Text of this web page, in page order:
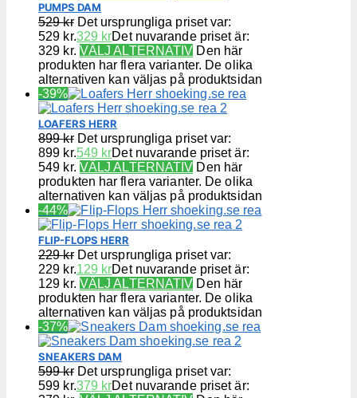
PUMPS DAM
529kr Det ursprungliga priset var:
529 kr.329 krDet nuvarande priset är:
329 kr. VÄLJ ALTERNATIV Den här
produkten har flera varianter. De olika
alternativen kan väljas på produktsidan
-39%
LOAFERS HERR
899kr Det ursprungliga priset var:
899 kr.549 krDet nuvarande priset är:
549 kr. VÄLJ ALTERNATIV Den här
produkten har flera varianter. De olika
alternativen kan väljas på produktsidan
-44%
FLIP-FLOPS HERR
229kr Det ursprungliga priset var:
229 kr.129 krDet nuvarande priset är:
129 kr. VÄLJ ALTERNATIV Den här
produkten har flera varianter. De olika
alternativen kan väljas på produktsidan
-37%
SNEAKERS DAM
599kr Det ursprungliga priset var:
599 kr.379 krDet nuvarande priset är: